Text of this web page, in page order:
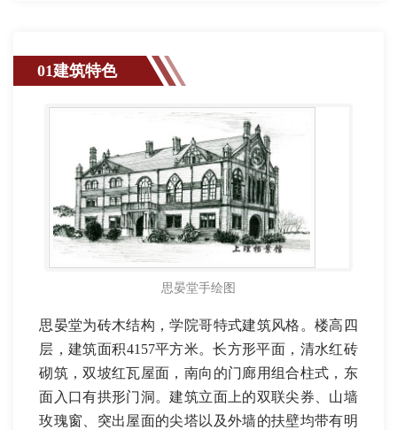
01建筑特色
思晏堂手绘图
思晏堂为砖木结构，学院哥特式建筑风格。楼高四
层，建筑面积4157平方米。长方形平面，清水红砖
砌筑，双坡红瓦屋面，南向的门廊用组合柱式，东
面入口有拱形门洞。建筑立面上的双联尖券、山墙
玫瑰窗、突出屋面的尖塔以及外墙的扶壁均带有明